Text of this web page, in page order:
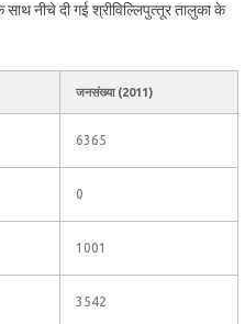
नीचे दी गई श्रीविल्लिपुत्‍तूर तालुका के
जनसंख्या (2011)
6365
0
1001
3542